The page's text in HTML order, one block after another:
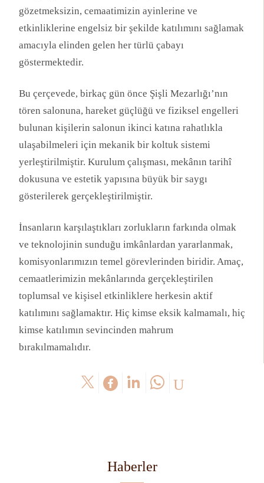
Haberler
gözetmeksizin, cemaatimizin ayinlerine ve
etkinliklerine engelsiz bir şekilde katılımını sağlamak
amacıyla elinden gelen her türlü çabayı
göstermektedir.
Bu çerçevede, birkaç gün önce Şişli Mezarlığı’nın
tören salonuna, hareket güçlüğü ve fiziksel engelleri
bulunan kişilerin salonun ikinci katına rahatlıkla
ulaşabilmeleri için mekanik bir koltuk sistemi
yerleştirilmiştir. Kurulum çalışması, mekânın tarihî
dokusuna ve estetik yapısına büyük bir saygı
gösterilerek gerçekleştirilmiştir.
İnsanların karşılaştıkları zorlukların farkında olmak
ve teknolojinin sunduğu imkânlardan yararlanmak,
komisyonlarımızın temel görevlerinden biridir. Amaç,
cemaatlerimizin mekânlarında gerçekleştirilen
toplumsal ve kişisel etkinliklere herkesin aktif
katılımını sağlamaktır. Hiç kimse eksik kalmamalı, hiç
kimse katılımın sevincinden mahrum
bırakılmamalıdır.